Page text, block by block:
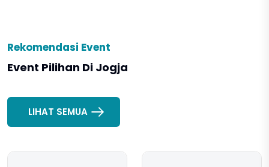
Rekomendasi Event
Event Pilihan Di Jogja
LIHAT SEMUA